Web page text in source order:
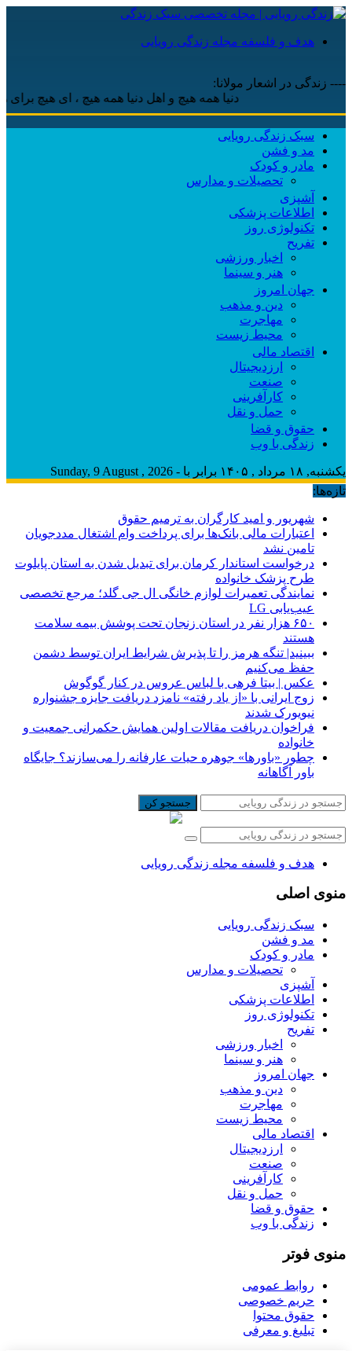
هدف و فلسفه مجله زندگی رویایی
---- زندگی در اشعار مولانا:
دنیا همه هیچ و اهل دنیا همه هیچ ، ‌ای هیچ برای هیچ
سبک زندگی رویایی
مد و فشن
مادر و کودک
تحصیلات و مدارس
آشپزی
اطلاعات پزشکی
تکنولوژی روز
تفریح
اخبار ورزشی
هنر و سینما
جهان امروز
دین و مذهب
مهاجرت
محیط زیست
اقتصاد مالی
ارزدیجیتال
صنعت
کارآفرینی
حمل و نقل
حقوق و قضا
زندگی با وب
یکشنبه, ۱۸ مرداد , ۱۴۰۵ برابر با - Sunday, 9 August , 2026
تازه‌ها:
شهریور و امید کارگران به ترمیم حقوق
اعتبارات مالی بانک‌ها برای پرداخت وام اشتغال مددجویان
تامین نشد
درخواست استاندار کرمان برای تبدیل شدن به استان پایلوت
طرح پزشک خانواده
نمایندگی تعمیرات لوازم خانگی ال جی گلد؛ مرجع تخصصی
عیب‌یابی LG
۶۵۰ هزار نفر در استان زنجان تحت پوشش بیمه سلامت
هستند
ببینید| تنگه هرمز را تا پذیرش شرایط ایران توسط دشمن
حفظ می‌کنیم
عکس | بیتا فرهی با لباس عروس در کنار گوگوش
زوج ایرانی با «از یاد رفته» نامزد دریافت جایزه جشنواره
نیویورک شدند
فراخوان دریافت مقالات اولین همایش حکمرانی جمعیت و
خانواده
چطور «باورها» جوهره حیات عارفانه را می‌سازند؟ جایگاه
باور آگاهانه
جستجو کن
هدف و فلسفه مجله زندگی رویایی
منوی اصلی
سبک زندگی رویایی
مد و فشن
مادر و کودک
تحصیلات و مدارس
آشپزی
اطلاعات پزشکی
تکنولوژی روز
تفریح
اخبار ورزشی
هنر و سینما
جهان امروز
دین و مذهب
مهاجرت
محیط زیست
اقتصاد مالی
ارزدیجیتال
صنعت
کارآفرینی
حمل و نقل
حقوق و قضا
زندگی با وب
منوی فوتر
روابط عمومی
حریم خصوصی
حقوق محتوا
تبلیغ و معرفی